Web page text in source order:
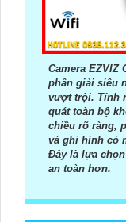
Camera EZVIZ
phân giải siêu
vượt trội. Tính
quát toàn bộ
chiều rõ ràng,
và ghi hình có
Đây là lựa
an toàn hơn.